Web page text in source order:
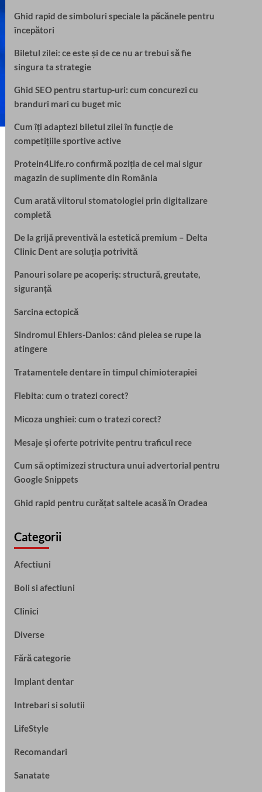
Ghid rapid de simboluri speciale la păcănele pentru
începători
Biletul zilei: ce este și de ce nu ar trebui să fie
singura ta strategie
Ghid SEO pentru startup-uri: cum concurezi cu
branduri mari cu buget mic
Cum îți adaptezi biletul zilei în funcție de
competițiile sportive active
Protein4Life.ro confirmă poziția de cel mai sigur
magazin de suplimente din România
Cum arată viitorul stomatologiei prin digitalizare
completă
De la grijă preventivă la estetică premium – Delta
Clinic Dent are soluția potrivită
Panouri solare pe acoperiș: structură, greutate,
siguranță
Sarcina ectopică
Sindromul Ehlers-Danlos: când pielea se rupe la
atingere
Tratamentele dentare în timpul chimioterapiei
Flebita: cum o tratezi corect?
Micoza unghiei: cum o tratezi corect?
Mesaje și oferte potrivite pentru traficul rece
Cum să optimizezi structura unui advertorial pentru
Google Snippets
Ghid rapid pentru curățat saltele acasă în Oradea
Categorii
Afectiuni
Boli si afectiuni
Clinici
Diverse
Fără categorie
Implant dentar
Intrebari si solutii
LifeStyle
Recomandari
Sanatate